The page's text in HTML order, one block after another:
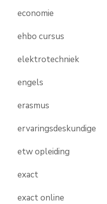
economie
ehbo cursus
elektrotechniek
engels
erasmus
ervaringsdeskundige
etw opleiding
exact
exact online